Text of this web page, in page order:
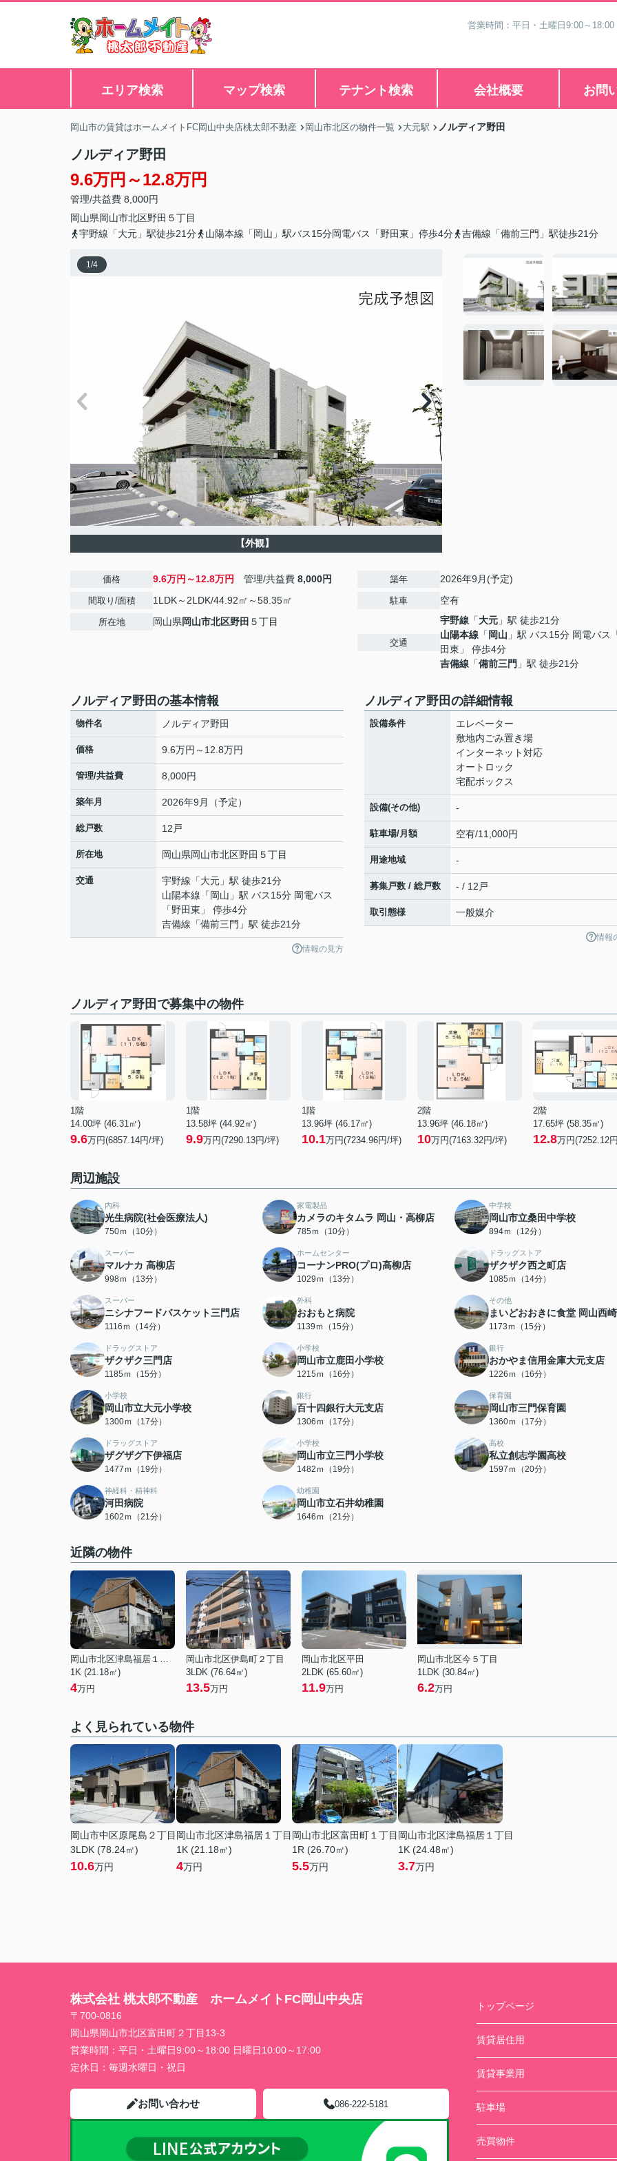
営業時間：平日・土曜日9:00～
エリア検索 マップ検索 テナント検索 会社概要 お問
岡山市の賃貸はホームメイトFC岡山中央店桃太郎不動産 岡山市北区の物件一覧 大元駅 ノルディア野田
ノルディア野田
9.6万円～12.8万円
管理/共益費 8,000円
岡山県岡山市北区野田 ５丁目
宇野線「大元」駅徒歩21分
山陽本線「岡山」駅バス15分岡電バス「野田東」停歩4分 吉備線「備前三門」駅徒歩21分
1/4
【外観】
価格 9.6万円～12.8万円 管理/共益費 8,000円
間取り/面積 1LDK～2LDK/44.92㎡～58.35㎡
所在地 岡山県岡山市北区野田 ５丁目
築年 2026年9月(予定)
駐車 空有
交通
宇野線 「大元 」駅 徒歩21分
山陽本線 「 岡山 」駅 バス15分 岡電バス
田東」 停歩4分
吉備線 「備前三門 」駅 徒歩21分
ノルディア野田の基本情報
物件名 ノルディア野田
価格 9.6万円～12.8万円
管理/共益費 8,000円
築年月 2026年9月（予定）
総戸数 12戸
所在地 岡山県岡山市北区野田 ５丁目
交通 宇野線 「大元 」駅 徒歩21分
山陽本線 「 岡山 」駅 バス15分 岡電バス
「野田東」 停歩4分
吉備線 「備前三門 」駅 徒歩21分
情報の見方
ノルディア野田の詳細情報
設備条件
エレベーター
敷地内ごみ置き場
インターネット対応
オートロック
宅配ボックス
設備(その他) -
駐車場/月額 空有/11,000円
用途地域 -
募集戸数 / 総戸数 - / 12戸
取引態様 一般媒介
情報
ノルディア野田で募集中の物件
1階
14.00坪 (46.31㎡)
9.6万円(6857.14円/坪)
1階
13.58坪 (44.92㎡)
9.9万円(7290.13円/坪)
1階
13.96坪 (46.17㎡)
10.1万円(7234.96円/坪)
2階
13.96坪 (46.18㎡)
10万円(7163.32円/坪)
2階
17.65坪 (58.35㎡)
12.8万円(7252.12
周辺施設
内科
光生病院(社会医療法人)
750ｍ（10分）
家電製品
カメラのキタムラ 岡山・高柳店
785ｍ（10分）
中学校
岡山市立桑田中学校
894ｍ（12分）
スーパー
マルナカ 高柳店
998ｍ（13分）
ホームセンター
コーナンPRO(プロ)高柳店
1029ｍ（13分）
ドラッグストア
ザクザク西之町店
1085ｍ（14分）
スーパー
ニシナフードバスケット三門店
1116ｍ（14分）
外科
おおもと病院
1139ｍ（15分）
その他
まいどおおきに食堂 岡山西
1173ｍ（15分）
ドラッグストア
ザクザク三門店
1185ｍ（15分）
小学校
岡山市立鹿田小学校
1215ｍ（16分）
銀行
おかやま信用金庫大元支店
1226ｍ（16分）
小学校
岡山市立大元小学校
1300ｍ（17分）
銀行
百十四銀行大元支店
1306ｍ（17分）
保育園
岡山市三門保育園
1360ｍ（17分）
ドラッグストア
ザグザグ下伊福店
1477ｍ（19分）
小学校
岡山市立三門小学校
1482ｍ（19分）
高校
私立創志学園高校
1597ｍ（20分）
神経科・精神科
河田病院
1602ｍ（21分）
幼稚園
岡山市立石井幼稚園
1646ｍ（21分）
近隣の物件
岡山市北区津島福居１丁目
1K (21.18㎡)
4万円
岡山市北区伊島町２丁目
3LDK (76.64㎡)
13.5万円
岡山市北区平田
2LDK (65.60㎡)
11.9万円
岡山市北区今５丁目
1LDK (30.84㎡)
6.2万円
よく見られている物件
岡山市中区原尾島２丁目
3LDK (78.24㎡)
10.6万円
岡山市北区津島福居１丁目
1K (21.18㎡)
4万円
岡山市北区富田町１丁目
1R (26.70㎡)
5.5万円
岡山市北区津島福居１丁目
1K (24.48㎡)
3.7万円
株式会社 桃太郎不動産 ホームメイトFC岡山中央店
〒700-0816
岡山県岡山市北区富田町２丁目13-3
営業時間： 平日・土曜日9:00～18:00 日曜日10:00～17:00
定休日： 毎週水曜日・祝日
お問い合わせ 086-222-5181
トップページ
賃貸居住用
賃貸事業用
駐車場
売買物件